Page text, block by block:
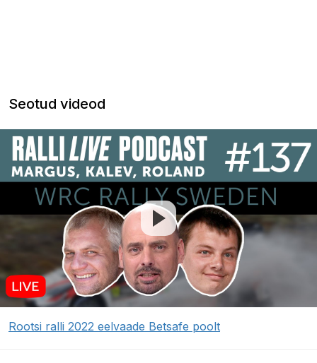
Seotud videod
Rootsi ralli 2022 eelvaade Betsafe poolt